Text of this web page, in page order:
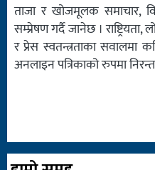
ताजा र खोजमूलक समाचार,
सम्प्रेषण गर्दै जानेछ ।
र प्रेस स्वतन्त्रताका
अनलाइन पत्रिकाको रुपमा